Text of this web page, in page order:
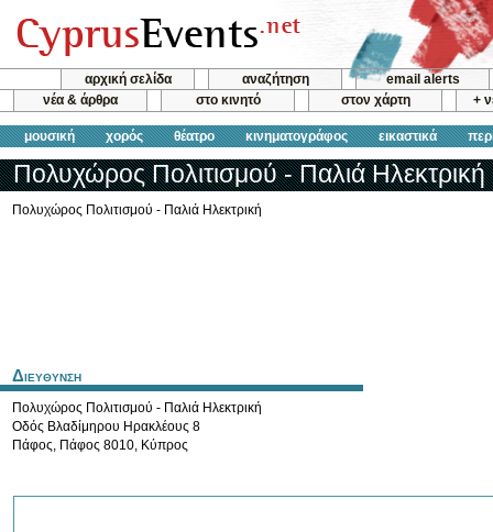
αρχική σελίδα αναζήτηση
email alerts
νέα & άρθρα
στο κινητό στον χάρτη +
μουσική χορός θέατρο κινηματογράφος εικαστικά
Πολυχώρος Πολιτισμού - Παλιά Ηλεκτρική
Πολυχώρος Πολιτισμού - Παλιά Ηλεκτρική
Διευθυνση
Πολυχώρος Πολιτισμού - Παλιά Ηλεκτρική
Οδός Βλαδίμηρου Ηρακλέους 8
Πάφος, Πάφος 8010, Κύπρος